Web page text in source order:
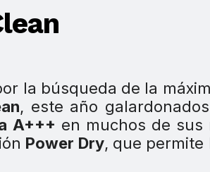
la búsqueda de la
, este año
A+++ en muchos de sus
Power Dry, que permite